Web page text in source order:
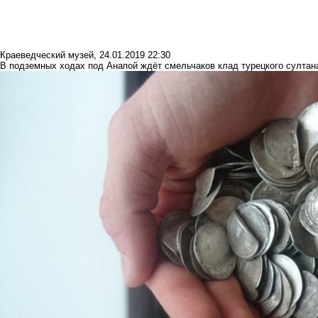
Краеведческий музей, 24.01.2019 22:30
В подземных ходах под Анапой ждёт смельчаков клад турецкого